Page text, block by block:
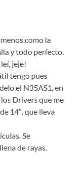
como la
y todo perfecto.
jeje!
tengo pues
el N35AS1, en
Drivers que me
14″, que lleva
Se
de rayas.